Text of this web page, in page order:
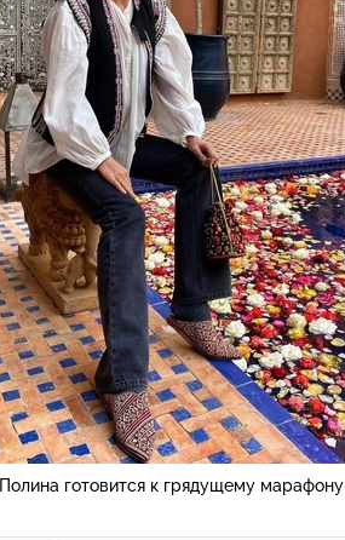
Полина готовится к грядущему марафону